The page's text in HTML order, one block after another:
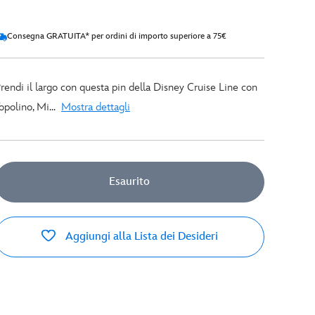
Consegna GRATUITA* per ordini di importo superiore a 75€
il largo con questa pin della Disney Cruise Line con
Mi... Mostra dettagli
Esaurito
Aggiungi alla Lista dei Desideri